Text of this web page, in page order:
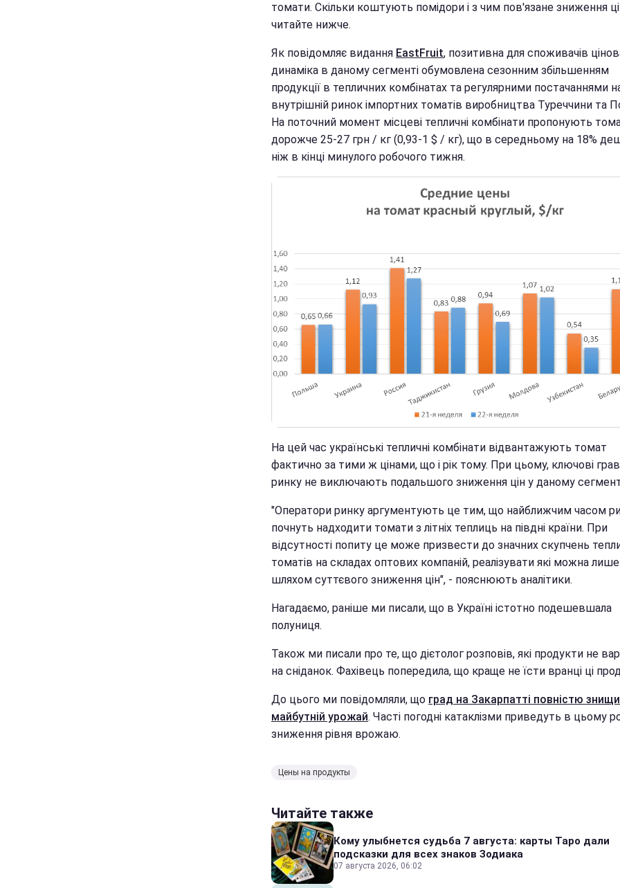
томати. Скільки коштують помідори і з чим пов'язане зниження
читайте нижче.
Як повідомляє видання EastFruit, позитивна для споживачів
динаміка в даному сегменті обумовлена сезонним збільшенням
продукції в тепличних комбінатах та регулярними постачаннями
внутрішній ринок імпортних томатів виробництва Туреччини та
На поточний момент місцеві тепличні комбінати пропонують
дорожче 25-27 грн / кг (0,93-1 $ / кг), що в середньому на 18%
ніж в кінці минулого робочого тижня.
На цей час українські тепличні комбінати відвантажують томат
фактично за тими ж цінами, що і рік тому. При цьому, ключові
ринку не виключають подальшого зниження цін у даному
"Оператори ринку аргументують це тим, що найближчим часом
почнуть надходити томати з літніх теплиць на півдні країни. При
відсутності попиту це може призвести до значних скупчень
томатів на складах оптових компаній, реалізувати які можна лише
шляхом суттєвого зниження цін", - пояснюють аналітики.
Нагадаємо, раніше ми писали, що в Україні істотно подешевшала
полуниця.
Також ми писали про те, що дієтолог розповів, які продукти не
на сніданок. Фахівець попередила, що краще не їсти вранці ці
До цього ми повідомляли, що град на Закарпатті повністю
майбутній урожай. Часті погодні катаклізми приведуть в цьому
зниження рівня врожаю.
Цены на продукты
Читайте также
Кому улыбнется судьба 7 августа: карты Таро дали
подсказки для всех знаков Зодиака
07 августа 2026, 06:02